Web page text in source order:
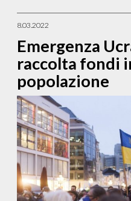
8.03.2022
Emergenza
raccolta fondi
popolazione